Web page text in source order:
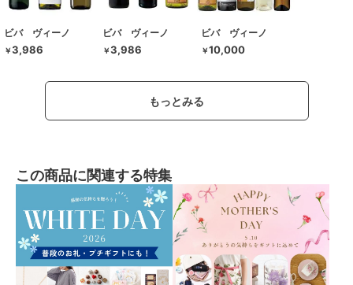
ビバ ヴィーノ
￥3,986
ビバ ヴィーノ
￥3,986
ビバ ヴィーノ
￥10,000
もっとみる
この商品に関連する特集